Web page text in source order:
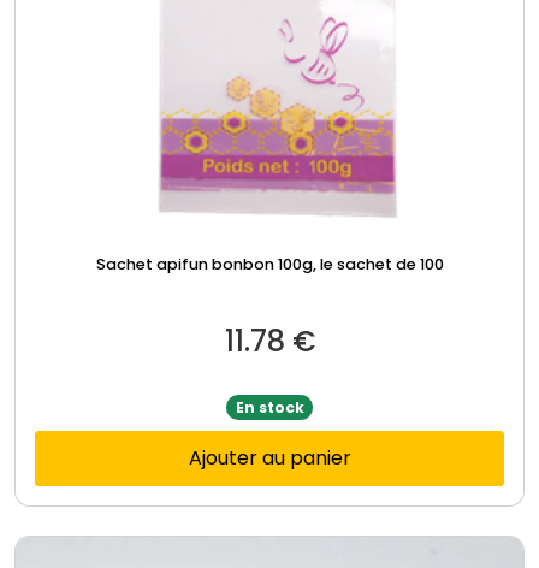
Sachet apifun bonbon 100g, le sachet de 100
11.78 €
En stock
Ajouter au panier